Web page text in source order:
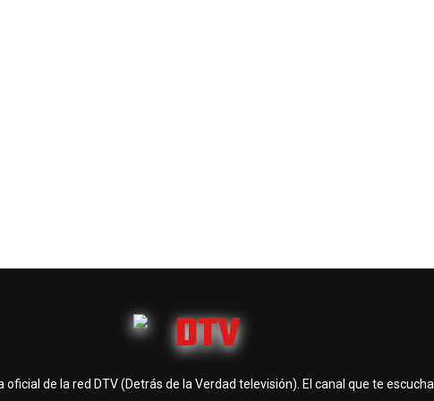
oficial de la red DTV (Detrás de la Verdad televisión). El canal que te escucha.